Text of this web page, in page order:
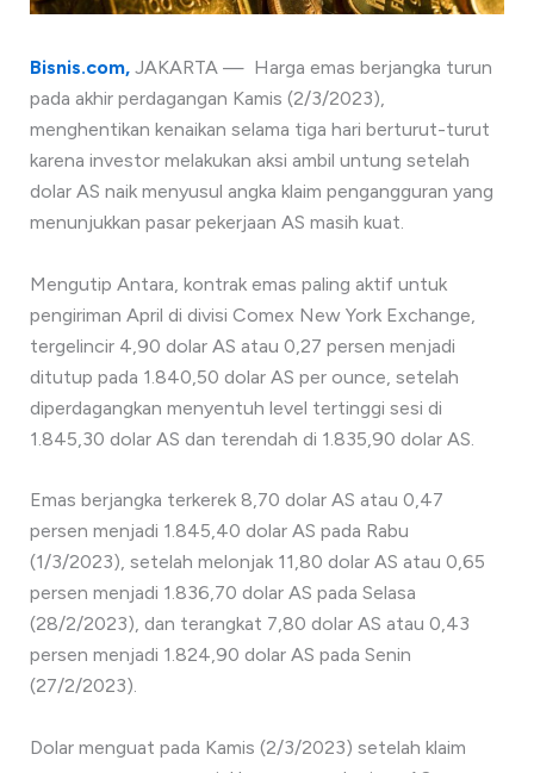
Bisnis.com,JAKARTA — Harga emas berjangka turun
pada akhir perdagangan Kamis (2/3/2023),
menghentikan kenaikan selama tiga hari berturut-turut
karena investor melakukan aksi ambil untung setelah
dolar AS naik menyusul angka klaim pengangguran yang
menunjukkan pasar pekerjaan AS masih kuat.
Mengutip Antara, kontrak emas paling aktif untuk
pengiriman April di divisi Comex New York Exchange,
tergelincir 4,90 dolar AS atau 0,27 persen menjadi
ditutup pada 1.840,50 dolar AS per ounce, setelah
diperdagangkan menyentuh level tertinggi sesi di
1.845,30 dolar AS dan terendah di 1.835,90 dolar AS.
Emas berjangka terkerek 8,70 dolar AS atau 0,47
persen menjadi 1.845,40 dolar AS pada Rabu
(1/3/2023), setelah melonjak 11,80 dolar AS atau 0,65
persen menjadi 1.836,70 dolar AS pada Selasa
(28/2/2023), dan terangkat 7,80 dolar AS atau 0,43
persen menjadi 1.824,90 dolar AS pada Senin
(27/2/2023).
Dolar menguat pada Kamis (2/3/2023) setelah klaim